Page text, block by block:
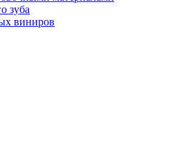
зуба
виниров